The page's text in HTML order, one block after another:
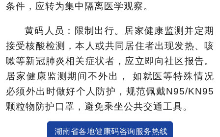
条件，应转为集中隔离医学观察。
黄码人员：限制出行。居家健康监测并定期
接受核酸检测，本人或共同居住者出现发热、咳
嗽等新冠肺炎相关症状者，应立即向社区报告。
居家健康监测期间不外出， 如就医等特殊情况
必须外出时做好个人防护，规范佩戴N95/KN95
颗粒物防护口罩，避免乘坐公共交通工具。
湖南省各地健康码咨询服务热线